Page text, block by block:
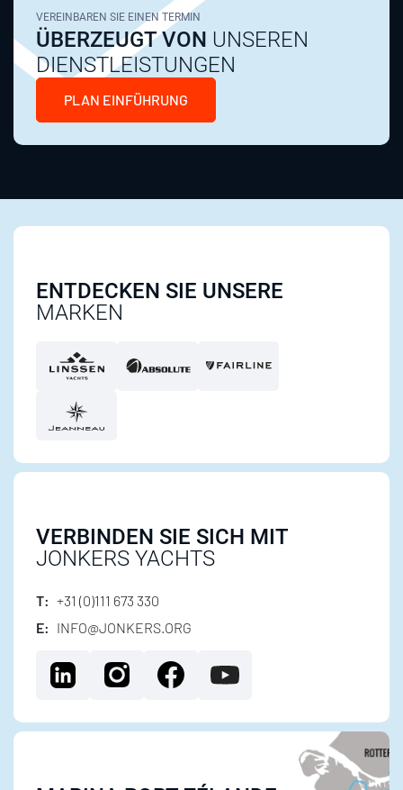
VEREINBAREN SIE EINEN TERMIN
ÜBERZEUGT VON UNSEREN
DIENSTLEISTUNGEN
PLAN EINFÜHRUNG
ENTDECKEN SIE UNSERE
MARKEN
VERBINDEN SIE SICH MIT
JONKERS YACHTS
T: +31 (0)111 673 330
E: INFO@JONKERS.ORG